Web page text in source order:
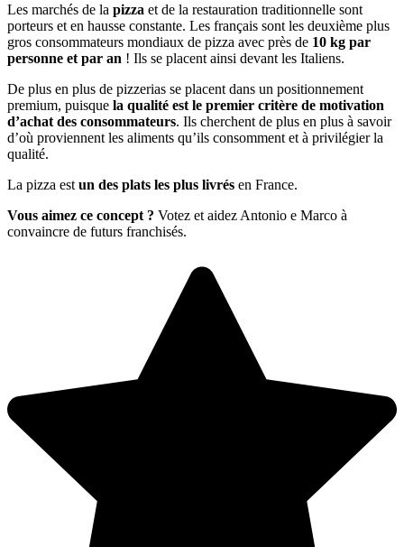
Les marchés de la pizza et de la restauration traditionnelle sont
porteurs et en hausse constante. Les français sont les deuxième plus
gros consommateurs mondiaux de pizza avec près de 10 kg par
personne et par an ! Ils se placent ainsi devant les Italiens.
De plus en plus de pizzerias se placent dans un positionnement
premium, puisque la qualité est le premier critère de motivation
d’achat des consommateurs. Ils cherchent de plus en plus à savoir
d’où proviennent les aliments qu’ils consomment et à privilégier la
qualité.
La pizza est un des plats les plus livrés en France.
Vous aimez ce concept ? Votez et aidez Antonio e Marco à
convaincre de futurs franchisés.